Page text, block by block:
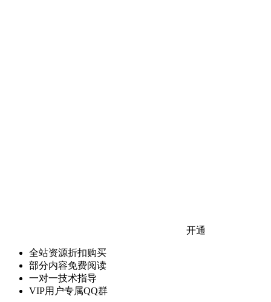
开通
全站资源折扣购买
部分内容免费阅读
一对一技术指导
VIP用户专属QQ群